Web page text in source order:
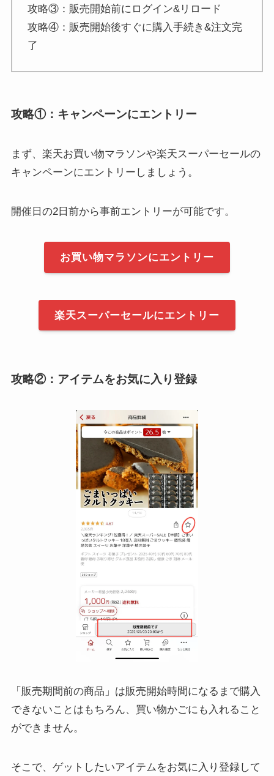
攻略③：販売開始前にログイン&リロード
攻略④：販売開始後すぐに購入手続き&注文完
了
攻略①：キャンペーンにエントリー
まず、楽天お買い物マラソンや楽天スーパーセールの
キャンペーンにエントリーしましょう。
開催日の2日前から事前エントリーが可能です。
お買い物マラソンにエントリー
楽天スーパーセールにエントリー
攻略②：アイテムをお気に入り登録
「販売期間前の商品」は販売開始時間になるまで購入
できないことはもちろん、買い物かごにも入れること
ができません。
そこで、ゲットしたいアイテムをお気に入り登録して